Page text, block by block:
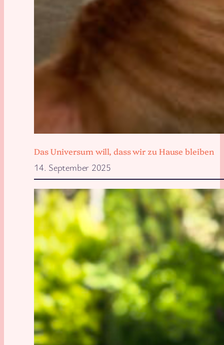
Das Universum will, dass wir zu Hause bleiben
14. September 2025